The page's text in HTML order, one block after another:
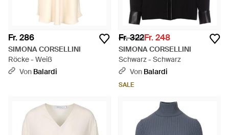
Fr. 286
SIMONA CORSELLINI
Röcke - Weiß
Von Balardi
Fr. 322Fr. 248
SIMONA CORSELLINI
Schwarz - Schwarz
Von Balardi
SALE